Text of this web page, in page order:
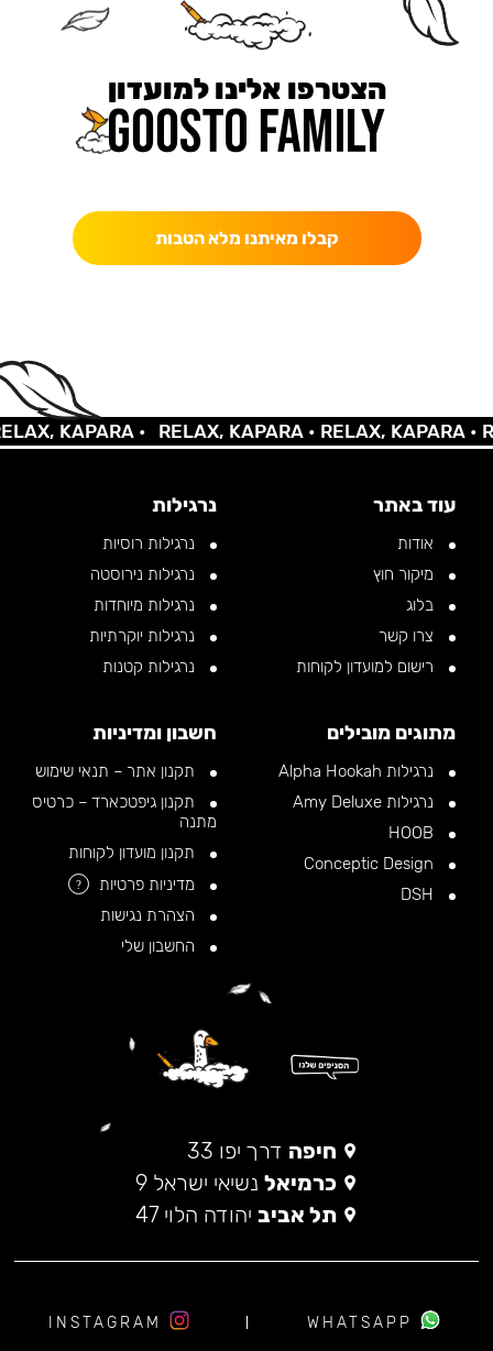
הצטרפו אלינו למועדון
קבלו מאיתנו מלא הטבות
KAPARA • RELAX, KAPARA •RELAX, KAPARA •
עוד באתר
אודות
מיקור חוץ
בלוג
צרו קשר
רישום למועדון לקוחות
נרגילות
נרגילות רוסיות
נרגילות נירוסטה
נרגילות מיוחדות
נרגילות יוקרתיות
נרגילות קטנות
מתוגים מובילים
נרגילות Alpha Hookah
נרגילות Amy Deluxe
חשבון ומדיניות
תקנון אתר – תנאי שימוש
תקנון גיפטכארד – כרטיס
מתנה
תקנון מועדון לקוחות
מדיניות פרטיות
?
הצהרת נגישות
החשבון שלי
חיפה דרך יפו 33
כרמיאל נשיאי ישראל 9
תל אביב יהודה הלוי 47
WHATSAPP
INSTAGRAM